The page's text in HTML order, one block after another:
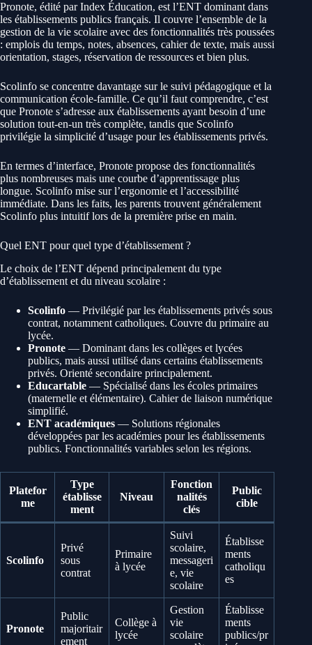
Pronote, édité par Index Éducation, est l’ENT dominant dans
les établissements publics français. Il couvre l’ensemble de la
gestion de la vie scolaire avec des fonctionnalités très poussées
: emplois du temps, notes, absences, cahier de texte, mais aussi
orientation, stages, réservation de ressources et bien plus.
Scolinfo se concentre davantage sur le suivi pédagogique et la
communication école-famille. Ce qu’il faut comprendre, c’est
que Pronote s’adresse aux établissements ayant besoin d’une
solution tout-en-un très complète, tandis que Scolinfo
privilégie la simplicité d’usage pour les établissements privés.
En termes d’interface, Pronote propose des fonctionnalités
plus nombreuses mais une courbe d’apprentissage plus
longue. Scolinfo mise sur l’ergonomie et l’accessibilité
immédiate. Dans les faits, les parents trouvent généralement
Scolinfo plus intuitif lors de la première prise en main.
Quel ENT pour quel type d’établissement ?
Le choix de l’ENT dépend principalement du type
d’établissement et du niveau scolaire :
Scolinfo — Privilégié par les établissements privés sous
contrat, notamment catholiques. Couvre du primaire au
lycée.
Pronote — Dominant dans les collèges et lycées
publics, mais aussi utilisé dans certains établissements
privés. Orienté secondaire principalement.
Educartable — Spécialisé dans les écoles primaires
(maternelle et élémentaire). Cahier de liaison numérique
simplifié.
ENT académiques — Solutions régionales
développées par les académies pour les établissements
publics. Fonctionnalités variables selon les régions.
Platefor
me
Type
établisse
ment
Niveau
Fonction
nalités
clés
Public
cible
Scolinfo
Privé
sous
contrat
Primaire
à lycée
Suivi
scolaire,
messageri
e, vie
scolaire
Établisse
ments
catholiqu
es
Pronote
Public
majoritair
ement
Collège à
lycée
Gestion
vie
scolaire
Établisse
ments
publics/pr